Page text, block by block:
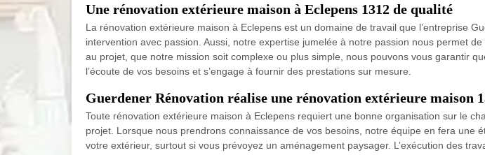
Une rénovation extérieure maison à Eclepens 1312 de qualité
La rénovation extérieure maison à Eclepens est un domaine de travail que l’entreprise
intervention avec passion. Aussi, notre expertise jumelée à notre passion nous permet
au projet, que notre mission soit complexe ou plus simple, nous pouvons vous garantir
l’écoute de vos besoins et s’engage à fournir des prestations sur mesure.
Guerdener Rénovation réalise une rénovation extérieure maison
Toute rénovation extérieure maison à Eclepens requiert une bonne organisation sur le
projet. Lorsque nous prendrons connaissance de vos besoins, notre équipe en fera une
votre extérieur, surtout si vous prévoyez un aménagement paysager. L’exécution des